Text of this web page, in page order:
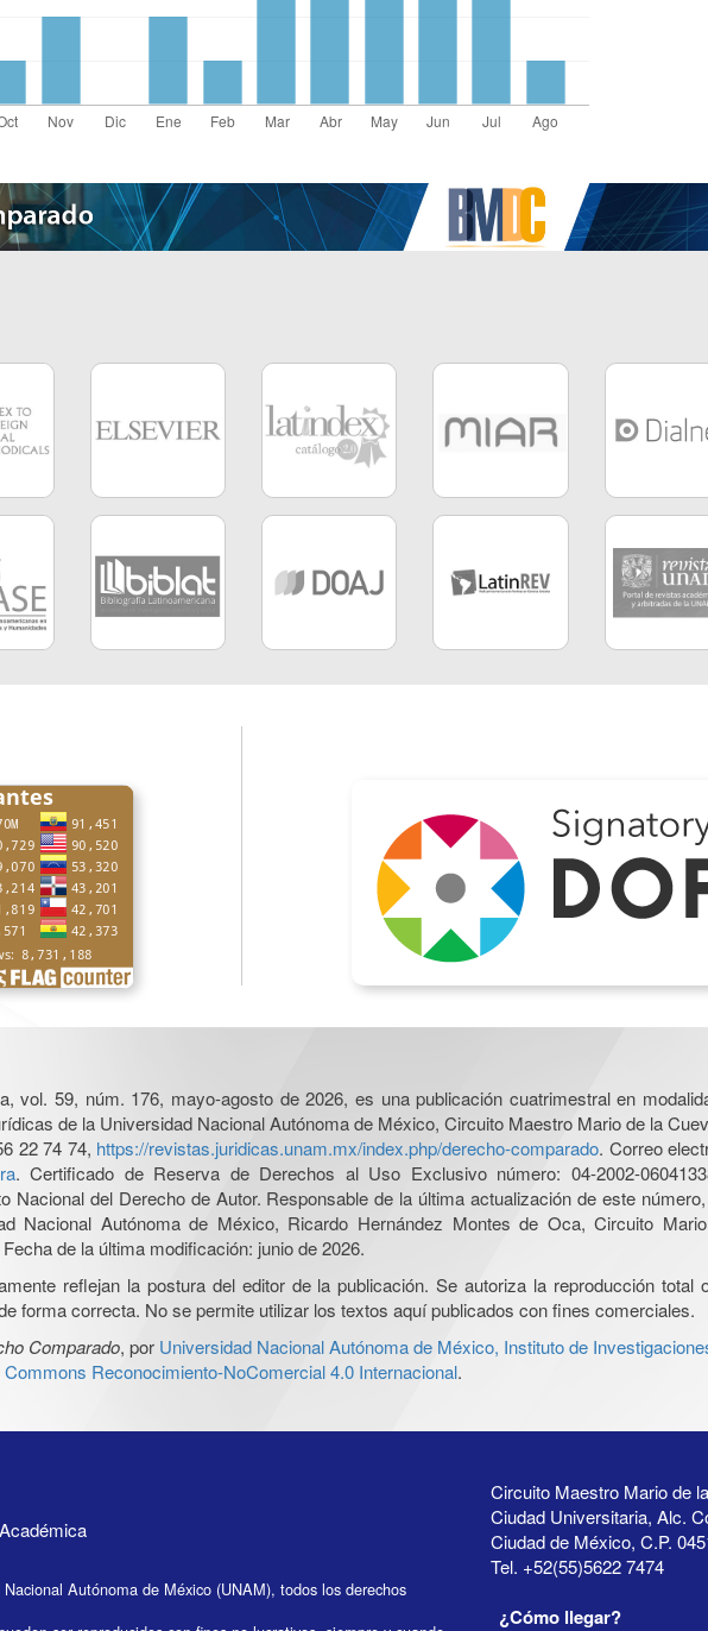
vol. 59, núm. 176, mayo-agosto de 2026, es una publicación cuatrimestral en
de la Universidad Nacional Autónoma de México, Circuito Maestro Mario de la
22 74 74, https://revistas.juridicas.unam.mx/index.php/derecho-comparado. Correo
. Certificado de Reserva de Derechos al Uso Exclusivo número: 04-2002-
Nacional del Derecho de Autor. Responsable de la última actualización de este
Nacional Autónoma de México, Ricardo Hernández Montes de Oca, Circuito
de la última modificación: junio de 2026.
reflejan la postura del editor de la publicación. Se autoriza la reproducción total
forma correcta. No se permite utilizar los textos aquí publicados con fines comerciales.
Comparado, por Universidad Nacional Autónoma de México, Instituto de
Reconocimiento-NoComercial 4.0 Internacional.
Autónoma de México (UNAM), todos los derechos
Circuito Maestro Mario de
Ciudad Universitaria, Alc.
Ciudad de México, C.P.
Tel. +52(55)5622 7474
¿Cómo llegar?